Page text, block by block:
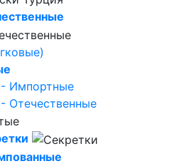
- Импортные
- Отечественные